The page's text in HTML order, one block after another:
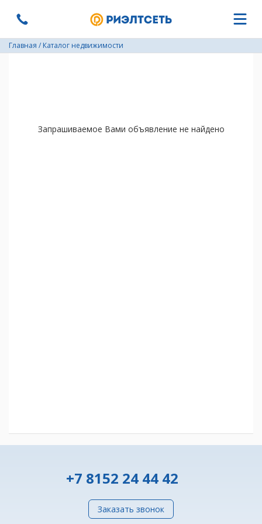
Главная / Каталог недвижимости
Запрашиваемое Вами объявление не найдено
+7 8152 24 44 42
Заказать звонок